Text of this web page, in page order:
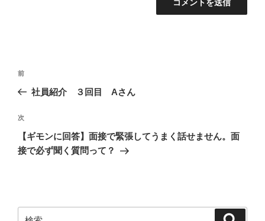
投
ビ
ゲ
ー
前
の
稿
前
社員紹介 ３回目 Aさん
次
の
投
次
【ギモンに回答】面接で緊張してうまく話せません。面
接で必ず聞く質問って？